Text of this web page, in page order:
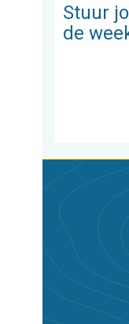
Stuur
de